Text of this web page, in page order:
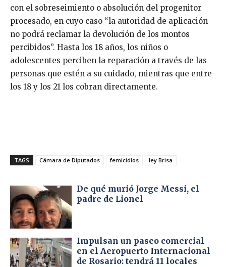
con el sobreseimiento o absolución del progenitor
procesado, en cuyo caso “la autoridad de aplicación
no podrá reclamar la devolución de los montos
percibidos”. Hasta los 18 años, los niños o
adolescentes perciben la reparación a través de las
personas que estén a su cuidado, mientras que entre
los 18 y los 21 los cobran directamente.
TAGS Cámara de Diputados femicidios ley Brisa
De qué murió Jorge Messi, el
padre de Lionel
Impulsan un paseo comercial
en el Aeropuerto Internacional
de Rosario: tendrá 11 locales